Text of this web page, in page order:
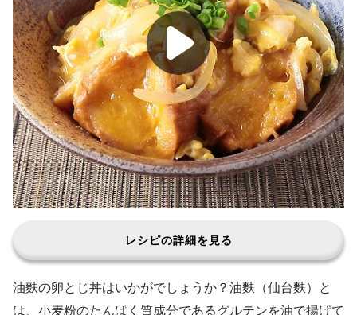
レシピの詳細を見る
油麩の卵とじ丼はいかがでしょうか？油麩（仙台麩）と
は、小麦粉のたんぱく質成分であるグルテンを油で揚げて